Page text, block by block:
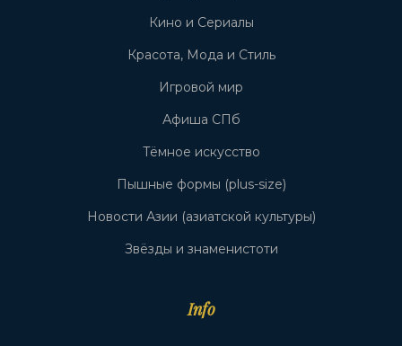
Кино и Сериалы
Красота, Мода и Стиль
Игровой мир
Афиша СПб
Тёмное искусство
Пышные формы (plus-size)
Новости Азии (азиатской культуры)
Звёзды и знаменистоти
Info